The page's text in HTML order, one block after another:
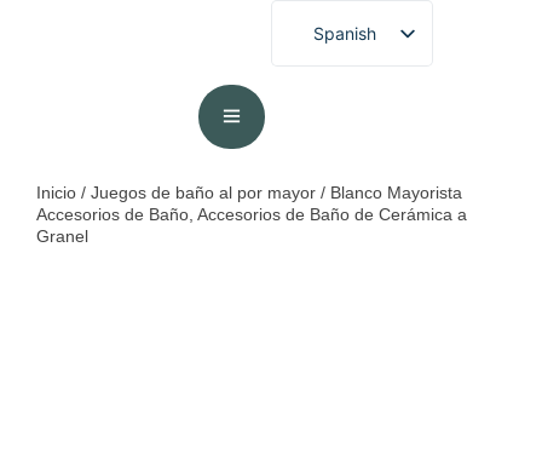
Spanish
English
Portuguese
Inicio / Juegos de baño al por mayor / Blanco Mayorista
Accesorios de Baño, Accesorios de Baño de Cerámica a
Granel